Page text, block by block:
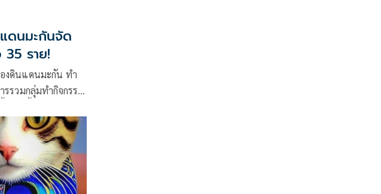
ดนมะกันจัด
35 ราย!
องดินแดนมะกัน ทำ
รรวมกลุ่มทำกิจกรรม